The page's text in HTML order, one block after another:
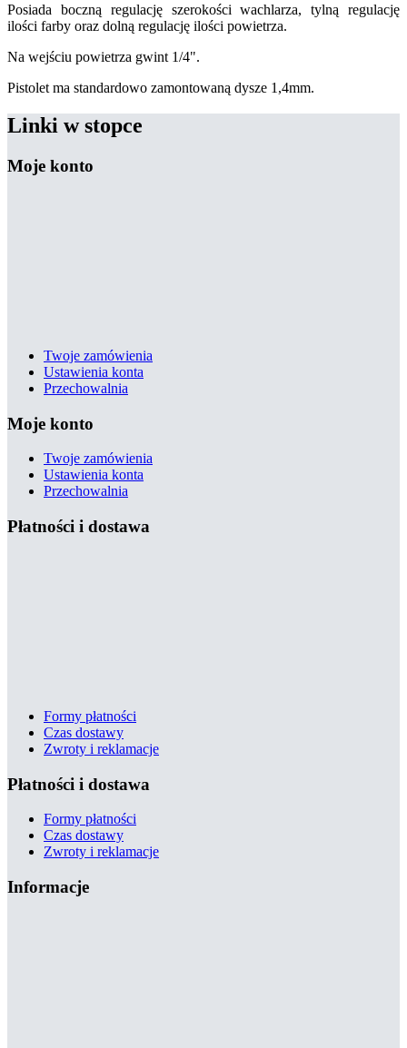
Posiada boczną regulację szerokości wachlarza, tylną regulację
ilości farby oraz dolną regulację ilości powietrza.
Na wejściu powietrza gwint 1/4".
Pistolet ma standardowo zamontowaną dysze 1,4mm.
Linki w stopce
Moje konto
Twoje zamówienia
Ustawienia konta
Przechowalnia
Moje konto
Twoje zamówienia
Ustawienia konta
Przechowalnia
Płatności i dostawa
Formy płatności
Czas dostawy
Zwroty i reklamacje
Płatności i dostawa
Formy płatności
Czas dostawy
Zwroty i reklamacje
Informacje